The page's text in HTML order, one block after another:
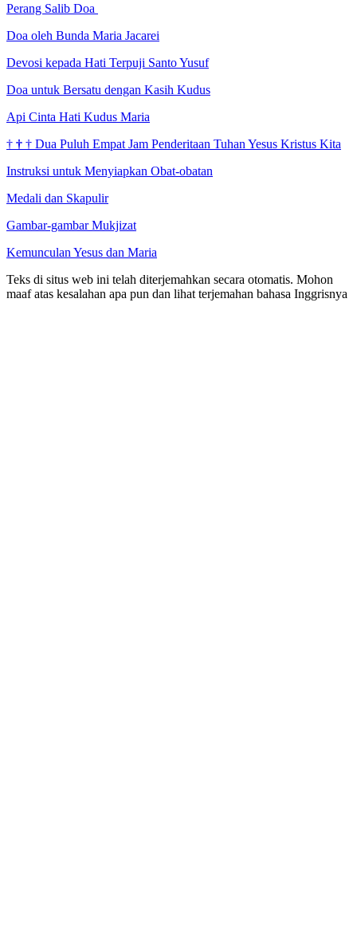
Perang Salib Doa
Doa oleh Bunda Maria Jacarei
Devosi kepada Hati Terpuji Santo Yusuf
Doa untuk Bersatu dengan Kasih Kudus
Api Cinta Hati Kudus Maria
† † † Dua Puluh Empat Jam Penderitaan Tuhan Yesus Kristus Kita
Instruksi untuk Menyiapkan Obat-obatan
Medali dan Skapulir
Gambar-gambar Mukjizat
Kemunculan Yesus dan Maria
Teks di situs web ini telah diterjemahkan secara otomatis. Mohon
maaf atas kesalahan apa pun dan lihat terjemahan bahasa Inggrisnya